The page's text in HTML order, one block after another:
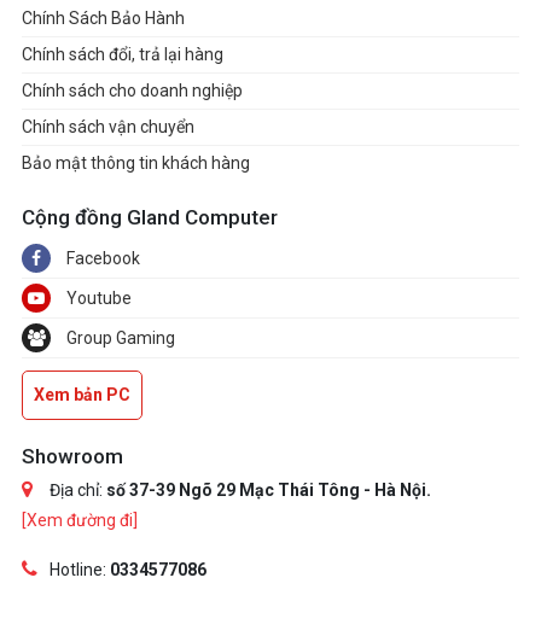
Chính Sách Bảo Hành
Chính sách đổi, trả lại hàng
Chính sách cho doanh nghiệp
Chính sách vận chuyển
Bảo mật thông tin khách hàng
Cộng đồng Gland Computer
Facebook
Youtube
Group Gaming
Xem bản PC
Showroom
Địa chỉ: số 37-39 Ngõ 29 Mạc Thái Tông - Hà Nội.
[Xem đường đi]
Hotline: 0334577086